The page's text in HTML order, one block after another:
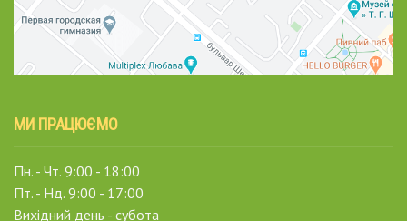
МИ ПРАЦЮЄМО
Пн. - Чт. 9:00 - 18:00
Пт. - Нд. 9:00 - 17:00
Вихідний день - субота